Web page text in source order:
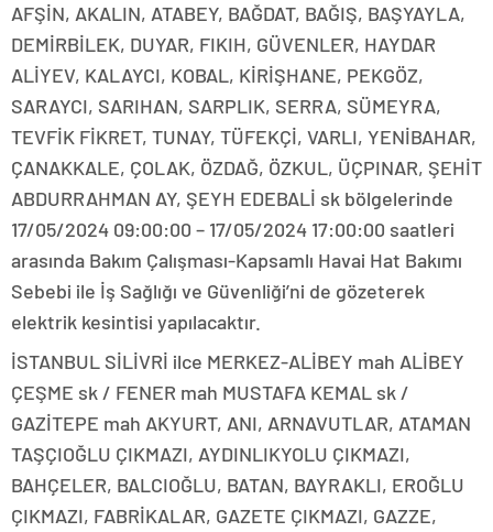
AFŞİN, AKALIN, ATABEY, BAĞDAT, BAĞIŞ, BAŞYAYLA,
DEMİRBİLEK, DUYAR, FIKIH, GÜVENLER, HAYDAR
ALİYEV, KALAYCI, KOBAL, KİRİŞHANE, PEKGÖZ,
SARAYCI, SARIHAN, SARPLIK, SERRA, SÜMEYRA,
TEVFİK FİKRET, TUNAY, TÜFEKÇİ, VARLI, YENİBAHAR,
ÇANAKKALE, ÇOLAK, ÖZDAĞ, ÖZKUL, ÜÇPINAR, ŞEHİT
ABDURRAHMAN AY, ŞEYH EDEBALİ sk bölgelerinde
17/05/2024 09:00:00 – 17/05/2024 17:00:00 saatleri
arasında Bakım Çalışması-Kapsamlı Havai Hat Bakımı
Sebebi ile İş Sağlığı ve Güvenliği’ni de gözeterek
elektrik kesintisi yapılacaktır.
İSTANBUL SİLİVRİ ilce MERKEZ-ALİBEY mah ALİBEY
ÇEŞME sk / FENER mah MUSTAFA KEMAL sk /
GAZİTEPE mah AKYURT, ANI, ARNAVUTLAR, ATAMAN
TAŞÇIOĞLU ÇIKMAZI, AYDINLIKYOLU ÇIKMAZI,
BAHÇELER, BALCIOĞLU, BATAN, BAYRAKLI, EROĞLU
ÇIKMAZI, FABRİKALAR, GAZETE ÇIKMAZI, GAZZE,